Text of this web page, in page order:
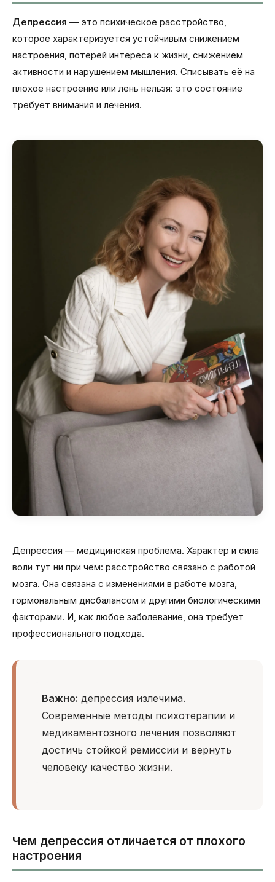
Депрессия — это психическое расстройство,
которое характеризуется устойчивым снижением
настроения, потерей интереса к жизни, снижением
активности и нарушением мышления. Списывать её на
плохое настроение или лень нельзя: это состояние
требует внимания и лечения.
Депрессия — медицинская проблема. Характер и сила
воли тут ни при чём: расстройство связано с работой
мозга. Она связана с изменениями в работе мозга,
гормональным дисбалансом и другими биологическими
факторами. И, как любое заболевание, она требует
профессионального подхода.
Важно: депрессия излечима.
Современные методы психотерапии и
медикаментозного лечения позволяют
достичь стойкой ремиссии и вернуть
человеку качество жизни.
Чем депрессия отличается от плохого
настроения